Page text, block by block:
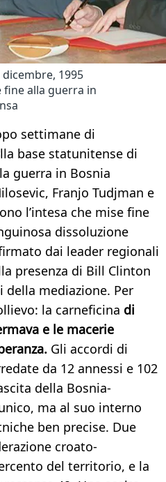
1995
fine alla guerra in
settimane di
base statunitense di
guerra in Bosnia
Franjo Tudjman e
l’intesa che mise fine
dissoluzione
dai leader regionali
presenza di Bill Clinton
mediazione. Per
la carneficina di
e le macerie
Gli accordi di
da 12 annessi e 102
della Bosnia-
ma al suo interno
ben precise. Due
croato-
del territorio, e la